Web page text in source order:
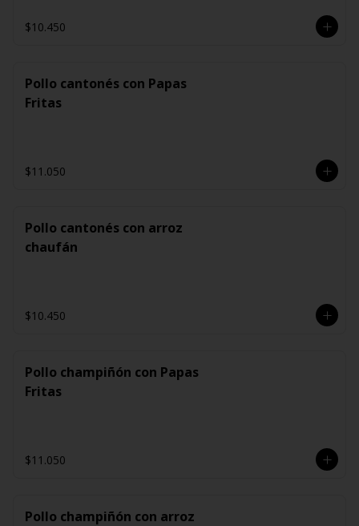
$10.450
Pollo cantonés con Papas
Fritas
$11.050
Pollo cantonés con arroz
chaufán
$10.450
Pollo champiñón con Papas
Fritas
$11.050
Pollo champiñón con arroz